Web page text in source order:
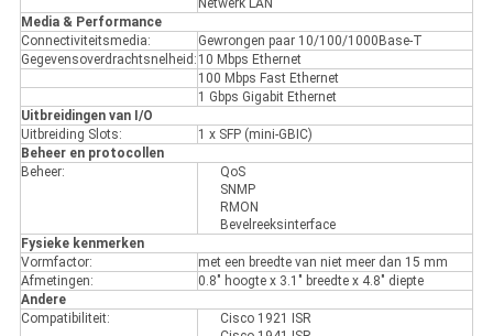
Netwerk LAN
Media & Performance
Connectiviteitsmedia:
Gewrongen paar 10/100/1000Base-T
Gegevensoverdrachtsnelheid: 10 Mbps Ethernet
100 Mbps Fast Ethernet
1 Gbps Gigabit Ethernet
Uitbreidingen van I/O
Uitbreiding Slots:
1 x SFP (mini-GBIC)
Beheer en protocollen
Beheer:
QoS
SNMP
RMON
Bevelreeksinterface
Fysieke kenmerken
Vormfactor:
met een breedte van niet meer dan 15 mm
Afmetingen:
0.8" hoogte x 3.1" breedte x 4.8" diepte
Andere
Compatibiliteit:
Cisco 1921 ISR